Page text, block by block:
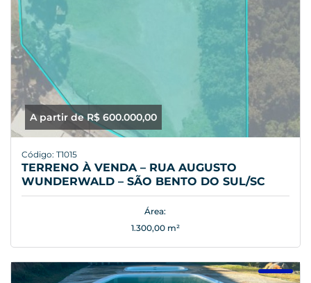
A partir de R$ 600.000,00
Código: T1015
TERRENO À VENDA – RUA AUGUSTO
WUNDERWALD – SÃO BENTO DO SUL/SC
Área:
1.300,00 m²